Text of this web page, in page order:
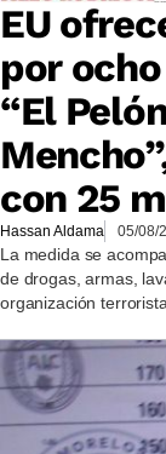
EU
por
“El
con 25
Hassan Aldama 05/08/
La medida se
de drogas, armas,
organización